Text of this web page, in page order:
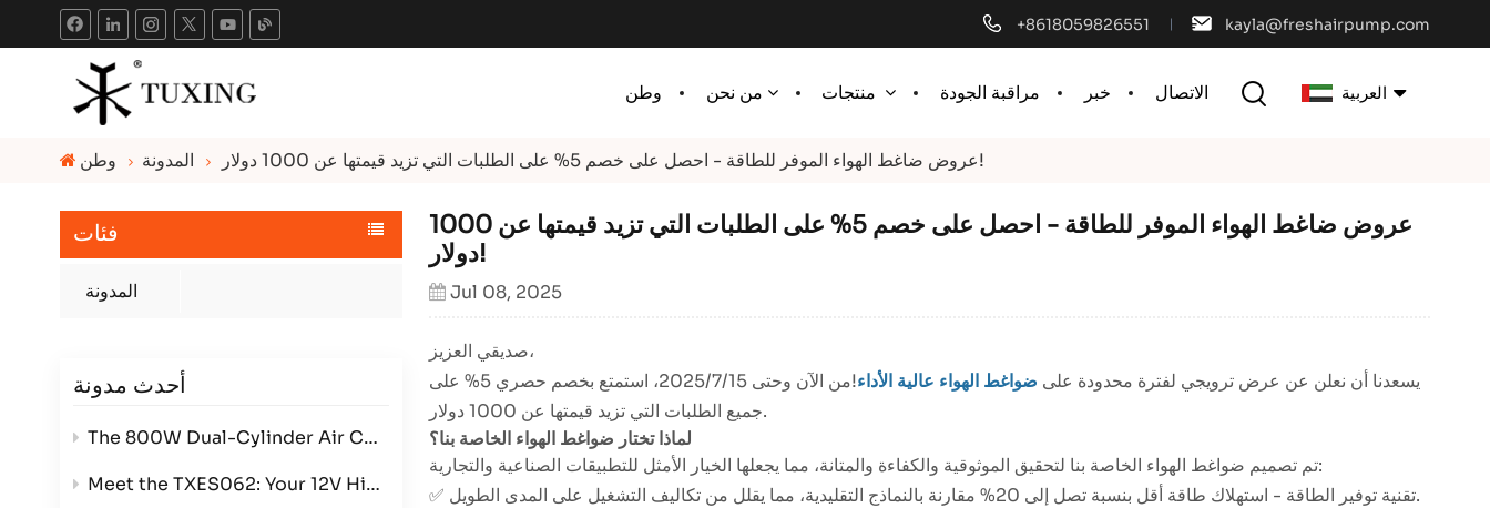
+8618059826551 kayla@freshairpump.com
وطن من نحن مراقبة الجودة خبر الاتصال العربية
français
العربية
وطن المدونة عروض ضاغط الهواء الموفر للطاقة - احصل على خصم 5% على الطلبات التي تزيد قيمتها عن 1000 دولار!
فئات
المدونة
أحدث مدونة
The 800W Dual-Cylinder Air Compressor: Power, Efficiency, and Versatility in One Compact Package
Meet the TXES062: Your 12V High-Pressure Powerhouse
عروض ضاغط الهواء الموفر للطاقة - احصل على خصم 5% على الطلبات التي تزيد قيمتها عن 1000
دولار!
Jul 08, 2025
صديقي العزيز،
يسعدنا أن نعلن عن عرض ترويجي لفترة محدودة على ضواغط الهواء عالية الأداء
!من الآن وحتى 2025/7/15، استمتع بخصم حصري 5% على
جميع الطلبات التي تزيد قيمتها عن 1000 دولار.
لماذا تختار ضواغط الهواء الخاصة بنا؟
تم تصميم ضواغط الهواء الخاصة بنا لتحقيق الموثوقية والكفاءة والمتانة، مما يجعلها الخيار الأمثل للتطبيقات الصناعية والتجارية:
✅ تقنية توفير الطاقة - استهلاك طاقة أقل بنسبة تصل إلى 20% مقارنة بالنماذج التقليدية، مما يقلل من تكاليف التشغيل على المدى الطويل.